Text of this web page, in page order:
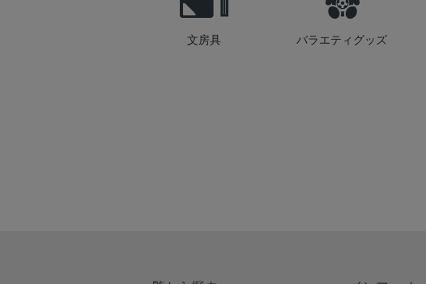
文房具 バラエティグッズ